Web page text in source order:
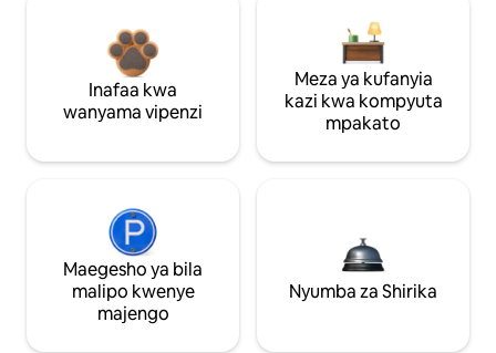
Inafaa kwa
wanyama vipenzi
Meza ya kufanyia
kazi kwa kompyuta
mpakato
Maegesho ya bila
malipo kwenye
majengo
Nyumba za Shirika